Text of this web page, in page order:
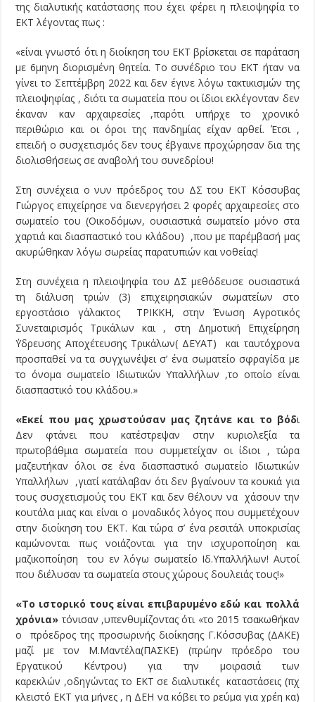
της διαλυτικής κατάστασης που έχει φέρει η πλειοψηφία το
ΕΚΤ λέγοντας πως :
«είναι γνωστό ότι η διοίκηση του ΕΚΤ βρίσκεται σε παράταση
με 6μηνη διορισμένη θητεία. Το συνέδριο του ΕΚΤ ήταν να
γίνει το Σεπτέμβρη 2022 και δεν έγινε λόγω τακτικισμών της
πλειοψηφίας , διότι τα σωματεία που οι ίδιοι εκλέγονταν δεν
έκαναν καν αρχαιρεσίες ,παρότι υπήρχε το χρονικό
περιθώριο και οι όροι της πανδημίας είχαν αρθεί. Έτσι ,
επειδή ο συσχετισμός δεν τους έβγαινε προχώρησαν δια της
διολισθήσεως σε αναβολή του συνεδρίου!
Στη συνέχεια ο νυν πρόεδρος του ΔΣ του ΕΚΤ Κόσσυβας
Γιώργος επιχείρησε να διενεργήσει 2 φορές αρχαιρεσίες στο
σωματείο του (Οικοδόμων, ουσιαστικά σωματείο μόνο στα
χαρτιά και διασπαστικό του κλάδου) ,που με παρέμβασή μας
ακυρώθηκαν λόγω σωρείας παρατυπιών και νοθείας!
Στη συνέχεια η πλειοψηφία του ΔΣ μεθόδευσε ουσιαστικά
τη διάλυση τριών (3) επιχειρησιακών σωματείων στο
εργοστάσιο γάλακτος ΤΡΙΚΚΗ, στην Ένωση Αγροτικός
Συνεταιρισμός Τρικάλων και , στη Δημοτική Επιχείρηση
΄Υδρευσης Αποχέτευσης Τρικάλων( ΔΕΥΑΤ) και ταυτόχρονα
προσπαθεί να τα συγχωνέψει σ’ ένα σωματείο σφραγίδα με
το όνομα σωματείο Ιδιωτικών Υπαλλήλων ,το οποίο είναι
διασπαστικό του κλάδου.»
«Εκεί που μας χρωστούσαν μας ζητάνε και το βόδι
Δεν φτάνει που κατέστρεψαν στην κυριολεξία τα
πρωτοβάθμια σωματεία που συμμετείχαν οι ίδιοι , τώρα
μαζευτήκαν όλοι σε ένα διασπαστικό σωματείο Ιδιωτικών
Υπαλλήλων ,γιατί κατάλαβαν ότι δεν βγαίνουν τα κουκιά για
τους συσχετισμούς του ΕΚΤ και δεν θέλουν να χάσουν την
κουτάλα μιας και είναι ο μοναδικός λόγος που συμμετέχουν
στην διοίκηση του ΕΚΤ. Και τώρα σ’ ένα ρεσιτάλ υποκρισίας
καμώνονται πως νοιάζονται για την ισχυροποίηση και
μαζικοποίηση του εν λόγω σωματείο Ιδ.Υπαλλήλων! Αυτοί
που διέλυσαν τα σωματεία στους χώρους δουλειάς τους!»
«Το ιστορικό τους είναι επιβαρυμένο εδώ και πολλά
χρόνια» τόνισαν ,υπενθυμίζοντας ότι «το 2015 τσακωθήκαν
ο πρόεδρος της προσωρινής διοίκησης Γ.Κόσσυβας (ΔΑΚΕ)
μαζί με τον Μ.Μαντέλα(ΠΑΣΚΕ) (πρώην πρόεδρο του
Εργατικού Κέντρου) για την μοιρασιά των
καρεκλών ,οδηγώντας το ΕΚΤ σε διαλυτικές καταστάσεις (πχ
κλειστό ΕΚΤ για μήνες , η ΔΕΗ να κόβει το ρεύμα για χρέη κα)